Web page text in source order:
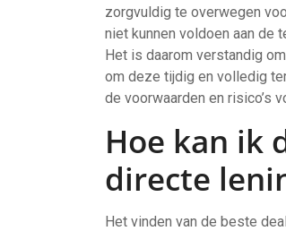
zorgvuldig te overwegen
niet kunnen voldoen aan de
Het is daarom verstandig
om deze tijdig en volledig
de voorwaarden en risico’s
Hoe kan ik
directe
Het vinden van de beste